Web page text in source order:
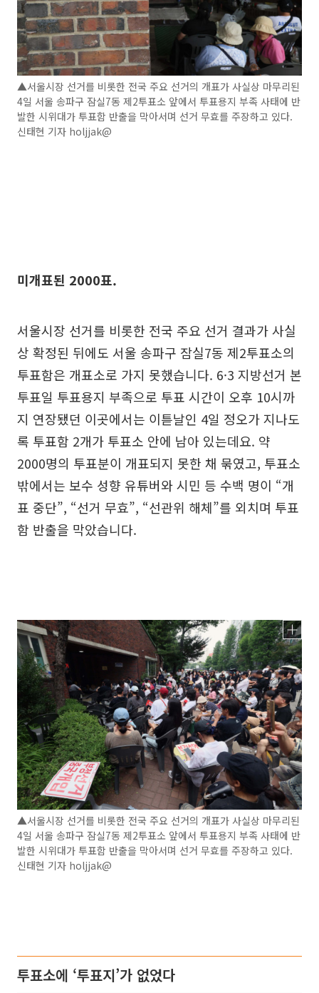
▲서울시장 선거를 비롯한 전국 주요 선거의 개표가 사실상 마무리된
4일 서울 송파구 잠실7동 제2투표소 앞에서 투표용지 부족 사태에 반
발한 시위대가 투표함 반출을 막아서며 선거 무효를 주장하고 있다.
신태현 기자 holjjak@
미개표된 2000표.
서울시장 선거를 비롯한 전국 주요 선거 결과가 사실
상 확정된 뒤에도 서울 송파구 잠실7동 제2투표소의
투표함은 개표소로 가지 못했습니다. 6·3 지방선거 본
투표일 투표용지 부족으로 투표 시간이 오후 10시까
지 연장됐던 이곳에서는 이튿날인 4일 정오가 지나도
록 투표함 2개가 투표소 안에 남아 있는데요. 약
2000명의 투표분이 개표되지 못한 채 묶였고, 투표소
밖에서는 보수 성향 유튜버와 시민 등 수백 명이 “개
표 중단”, “선거 무효”, “선관위 해체”를 외치며 투표
함 반출을 막았습니다.
▲서울시장 선거를 비롯한 전국 주요 선거의 개표가 사실상 마무리된
4일 서울 송파구 잠실7동 제2투표소 앞에서 투표용지 부족 사태에 반
발한 시위대가 투표함 반출을 막아서며 선거 무효를 주장하고 있다.
신태현 기자 holjjak@
투표소에 ‘투표지’가 없었다